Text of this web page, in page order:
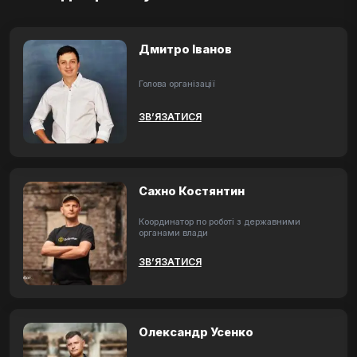
Дмитро Іванов
Голова організації
ЗВ’ЯЗАТИСЯ
Сахно Костянтин
Координатор по роботі з державними
органами влади
ЗВ’ЯЗАТИСЯ
Олександр Усенко